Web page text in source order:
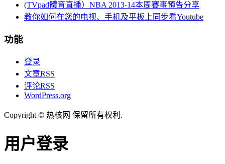
(TVpad體育直播）NBA 2013-14本周賽事預告分享
教你如何在您的电视、手机及平板上同步看Youtube
功能
登录
文章RSS
评论RSS
WordPress.org
Copyright © 热核网 保留所有权利.
用户登录